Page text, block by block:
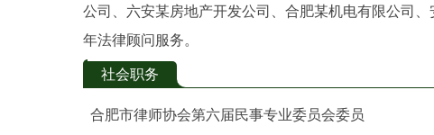
公司、六安某房地产开发公司、合肥某机电有限公司
年法律顾问服务。
社会职务
合肥市律师协会第六届民事专业委员会委员